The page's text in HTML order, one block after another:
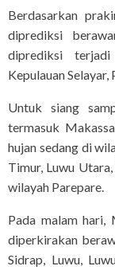
Berdasarkan
diprediksi
diprediksi
Kepulauan Selayar,
Untuk siang
termasuk
hujan sedang di
Timur, Luwu
wilayah Parepare.
Pada malam hari,
diperkirakan
Sidrap, Luwu,